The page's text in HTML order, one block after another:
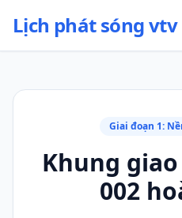
Lịch phát sóng vtv
Giai đoạn 1:
Khung giao
002